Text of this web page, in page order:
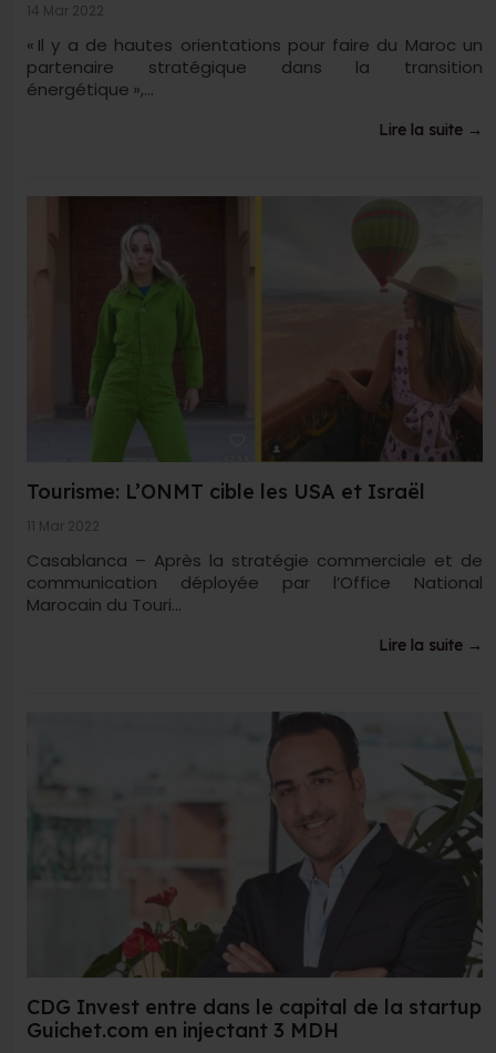
14 Mar 2022
« Il y a de hautes orientations pour faire du Maroc un
partenaire stratégique dans la transition
énergétique »,...
Lire la suite →
Tourisme: L’ONMT cible les USA et Israël
11 Mar 2022
Casablanca – Après la stratégie commerciale et de
communication déployée par l’Office National
Marocain du Touri...
Lire la suite →
CDG Invest entre dans le capital de la startup
Guichet.com en injectant 3 MDH